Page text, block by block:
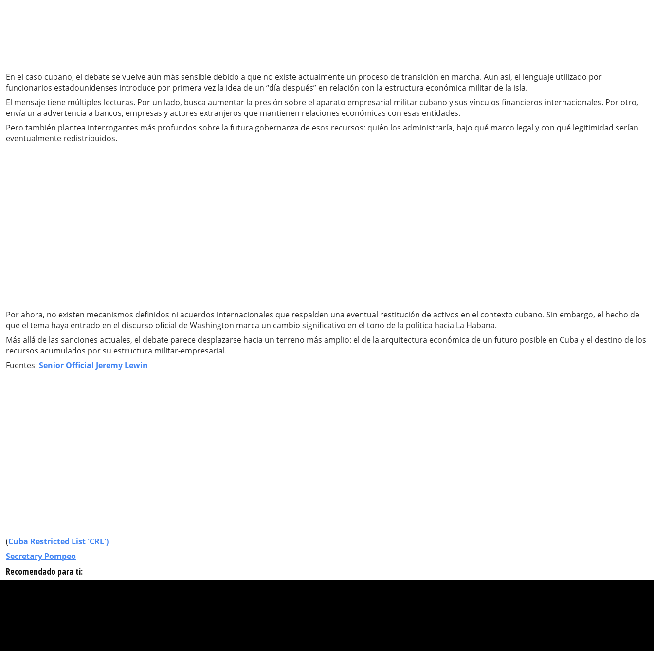
En el caso cubano, el debate se vuelve aún más sensible debido a que no existe actualmente un proceso de transición en marcha. Aun así, el lenguaje utilizado por
funcionarios estadounidenses introduce por primera vez la idea de un “día después” en relación con la estructura económica militar de la isla.
El mensaje tiene múltiples lecturas. Por un lado, busca aumentar la presión sobre el aparato empresarial militar cubano y sus vínculos financieros internacionales. Por otro,
envía una advertencia a bancos, empresas y actores extranjeros que mantienen relaciones económicas con esas entidades.
Pero también plantea interrogantes más profundos sobre la futura gobernanza de esos recursos: quién los administraría, bajo qué marco legal y con qué legitimidad serían
eventualmente redistribuidos.
Por ahora, no existen mecanismos definidos ni acuerdos internacionales que respalden una eventual restitución de activos en el contexto cubano. Sin embargo, el hecho de
que el tema haya entrado en el discurso oficial de Washington marca un cambio significativo en el tono de la política hacia La Habana.
Más allá de las sanciones actuales, el debate parece desplazarse hacia un terreno más amplio: el de la arquitectura económica de un futuro posible en Cuba y el destino de los
recursos acumulados por su estructura militar-empresarial.
Fuentes: Senior Official Jeremy Lewin
(Cuba Restricted List 'CRL')
Secretary Pompeo
Recomendado para ti: